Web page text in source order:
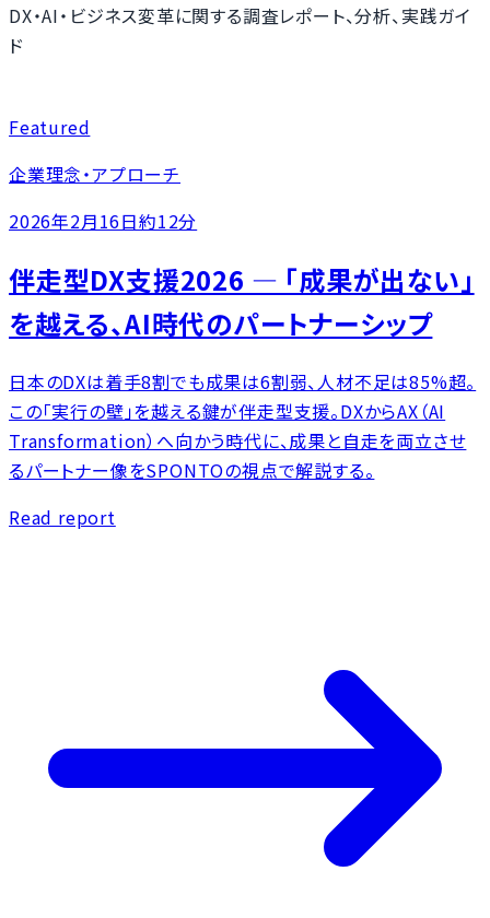
DX・AI・ビジネス変革に関する調査レポート、分析、実践ガイ
ド
Featured
企業理念・アプローチ
2026年2月16日約12分
伴走型DX支援2026 ― 「成果が出ない」
を越える、AI時代のパートナーシップ
日本のDXは着手8割でも成果は6割弱、人材不足は85%超。
この「実行の壁」を越える鍵が伴走型支援。DXからAX（AI
Transformation）へ向かう時代に、成果と自走を両立させ
るパートナー像をSPONTOの視点で解説する。
Read report